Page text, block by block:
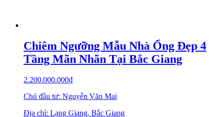
Chiêm Ngưỡng Mẫu Nhà Ống Đẹp 4
Tầng Mãn Nhãn Tại Bắc Giang
2.200.000.000₫
Chủ đầu tư: Nguyễn Văn Mai
Địa chỉ: Lạng Giang, Bắc Giang